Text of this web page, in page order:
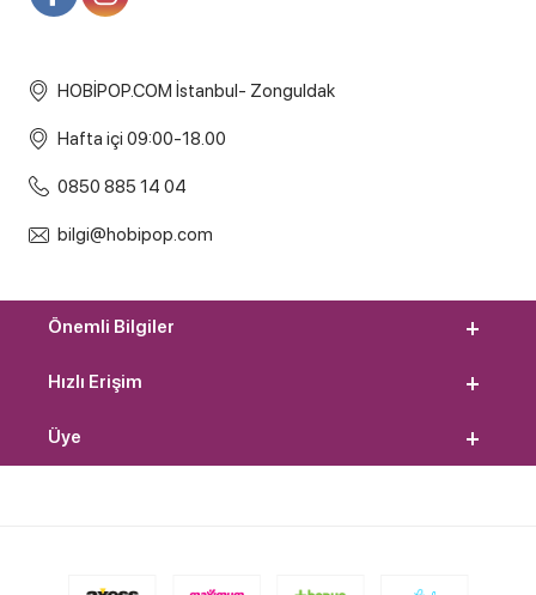
HOBİPOP.COM İstanbul- Zonguldak
Hafta içi 09:00-18.00
0850 885 14 04
bilgi@hobipop.com
Önemli Bilgiler
Hızlı Erişim
Üye